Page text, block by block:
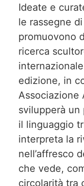
Ideate e
le rassegne
promuovono
ricerca
edizione, in
Associazione
svilupperà un
il linguaggio
interpreta la
nell’affresco
che vede,
circolarità tra